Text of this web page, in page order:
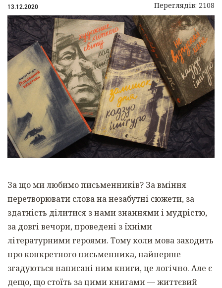
13.12.2020 Переглядів: 2108
За що ми любимо письменників? За вміння
перетворювати слова на незабутні сюжети, за
здатність ділитися з нами знаннями і мудрістю,
за довгі вечори, проведені з їхніми
літературними героями. Тому коли мова заходить
про конкретного письменника, найперше
згадуються написані ним книги, це логічно. Але є
дещо, що стоїть за цими книгами — життєвий